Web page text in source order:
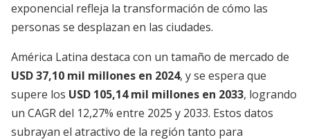
exponencial refleja la transformación de cómo las
personas se desplazan en las ciudades.
América Latina destaca con un tamaño de mercado de
USD 37,10 mil millones en 2024, y se espera que
supere los USD 105,14 mil millones en 2033, logrando
un CAGR del 12,27% entre 2025 y 2033. Estos datos
subrayan el atractivo de la región tanto para